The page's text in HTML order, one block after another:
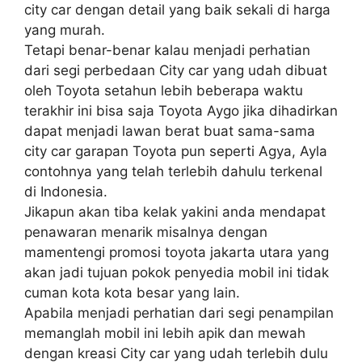
city car dengan detail yang baik sekali di harga
yang murah.
Tetapi benar-benar kalau menjadi perhatian
dari segi perbedaan City car yang udah dibuat
oleh Toyota setahun lebih beberapa waktu
terakhir ini bisa saja Toyota Aygo jika dihadirkan
dapat menjadi lawan berat buat sama-sama
city car garapan Toyota pun seperti Agya, Ayla
contohnya yang telah terlebih dahulu terkenal
di Indonesia.
Jikapun akan tiba kelak yakini anda mendapat
penawaran menarik misalnya dengan
mamentengi promosi toyota jakarta utara yang
akan jadi tujuan pokok penyedia mobil ini tidak
cuman kota kota besar yang lain.
Apabila menjadi perhatian dari segi penampilan
memanglah mobil ini lebih apik dan mewah
dengan kreasi City car yang udah terlebih dulu